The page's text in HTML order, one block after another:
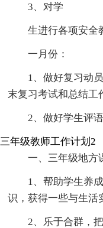
3、对学
生进行各项安全
一月份：
1、做好复习动
末复习考试和总结工
2、做好学生评
三年级教师工作计划2
一、三年级地方
1、帮助学生养
识，获得一些与生活
2、乐于合群，